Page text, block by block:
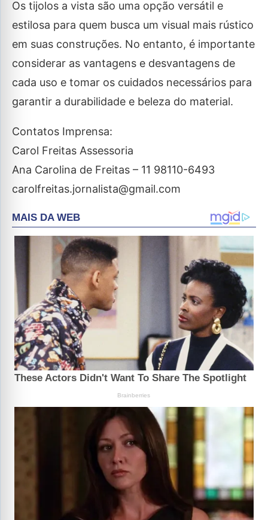
Os tijolos a vista são uma opção versátil e
estilosa para quem busca um visual mais rústico
em suas construções. No entanto, é importante
considerar as vantagens e desvantagens de
cada uso e tomar os cuidados necessários para
garantir a durabilidade e beleza do material.
Contatos Imprensa:
Carol Freitas Assessoria
Ana Carolina de Freitas – 11 98110-6493
carolfreitas.jornalista@gmail.com